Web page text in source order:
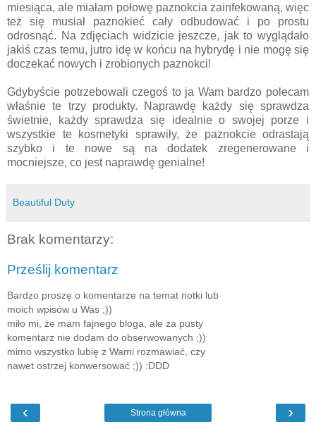
miesiąca, ale miałam połowę paznokcia zainfekowaną, więc
też się musiał paznokieć cały odbudować i po prostu
odrosnąć. Na zdjęciach widzicie jeszcze, jak to wyglądało
jakiś czas temu, jutro idę w końcu na hybrydę i nie mogę się
doczekać nowych i zrobionych paznokci!
Gdybyście potrzebowali czegoś to ja Wam bardzo polecam
właśnie te trzy produkty. Naprawdę każdy się sprawdza
świetnie, każdy sprawdza się idealnie o swojej porze i
wszystkie te kosmetyki sprawiły, że paznokcie odrastają
szybko i te nowe są na dodatek zregenerowane i
mocniejsze, co jest naprawdę genialne!
Beautiful Duty
Brak komentarzy:
Prześlij komentarz
Bardzo proszę o komentarze na temat notki lub
moich wpisów u Was ;))
miło mi, że mam fajnego bloga, ale za pusty
komentarz nie dodam do obserwowanych ;))
mimo wszystko lubię z Wami rozmawiać, czy
nawet ostrzej konwersować ;)) :DDD
‹ ›
Strona główna